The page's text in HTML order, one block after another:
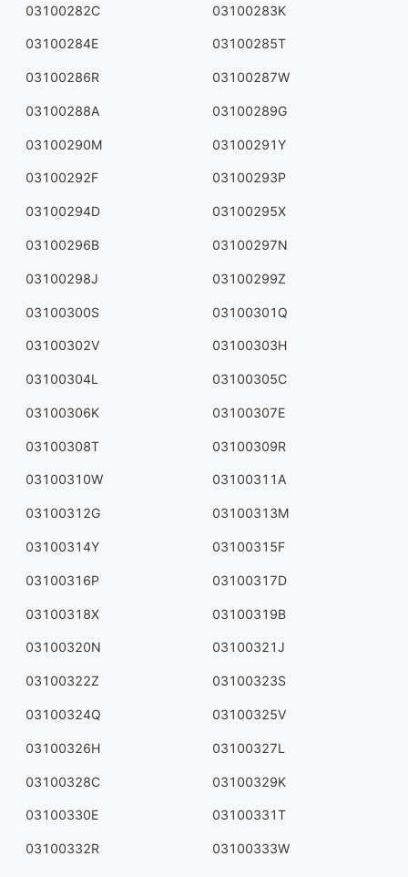
03100282C 03100283K
03100284E 03100285T
03100286R 03100287W
03100288A 03100289G
03100290M 03100291Y
03100292F 03100293P
03100294D 03100295X
03100296B 03100297N
03100298J 03100299Z
03100300S 03100301Q
03100302V 03100303H
03100304L 03100305C
03100306K 03100307E
03100308T 03100309R
03100310W 03100311A
03100312G 03100313M
03100314Y 03100315F
03100316P 03100317D
03100318X 03100319B
03100320N 03100321J
03100322Z 03100323S
03100324Q 03100325V
03100326H 03100327L
03100328C 03100329K
03100330E 03100331T
03100332R 03100333W